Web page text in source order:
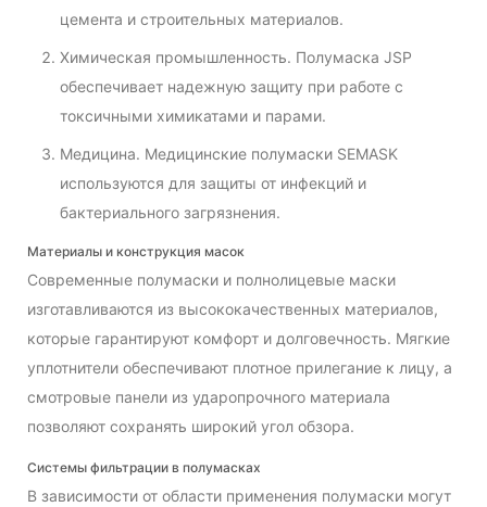
цемента и строительных материалов.
Химическая промышленность. Полумаска JSP
обеспечивает надежную защиту при работе с
токсичными химикатами и парами.
Медицина. Медицинские полумаски SEMASK
используются для защиты от инфекций и
бактериального загрязнения.
Материалы и конструкция масок
Современные полумаски и полнолицевые маски
изготавливаются из высококачественных материалов,
которые гарантируют комфорт и долговечность. Мягкие
уплотнители обеспечивают плотное прилегание к лицу, а
смотровые панели из ударопрочного материала
позволяют сохранять широкий угол обзора.
Системы фильтрации в полумасках
В зависимости от области применения полумаски могут